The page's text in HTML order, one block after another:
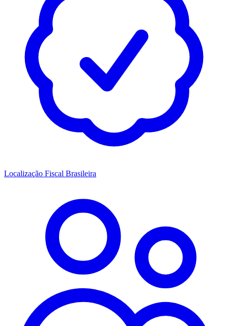
Localização Fiscal Brasileira